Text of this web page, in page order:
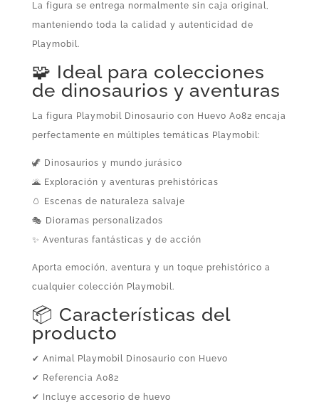
La figura se entrega normalmente sin caja original,
manteniendo toda la calidad y autenticidad de
Playmobil.
🧩 Ideal para colecciones
de dinosaurios y aventuras
La figura Playmobil Dinosaurio con Huevo A082 encaja
perfectamente en múltiples temáticas Playmobil:
🦖 Dinosaurios y mundo jurásico
🌋 Exploración y aventuras prehistóricas
🥚 Escenas de naturaleza salvaje
🎭 Dioramas personalizados
✨ Aventuras fantásticas y de acción
Aporta emoción, aventura y un toque prehistórico a
cualquier colección Playmobil.
📦 Características del
producto
✔ Animal Playmobil Dinosaurio con Huevo
✔ Referencia A082
✔ Incluye accesorio de huevo